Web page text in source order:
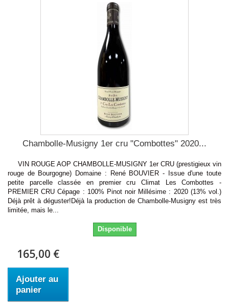
Chambolle-Musigny 1er cru "Combottes" 2020...
VIN ROUGE AOP CHAMBOLLE-MUSIGNY 1er CRU (prestigieux vin
rouge de Bourgogne) Domaine : René BOUVIER - Issue d'une toute
petite parcelle classée en premier cru Climat Les Combottes -
PREMIER CRU Cépage : 100% Pinot noir Millésime : 2020 (13% vol.)
Déjà prêt à déguster!Déjà la production de Chambolle-Musigny est très
limitée, mais le...
Disponible
165,00 €
Ajouter au
panier